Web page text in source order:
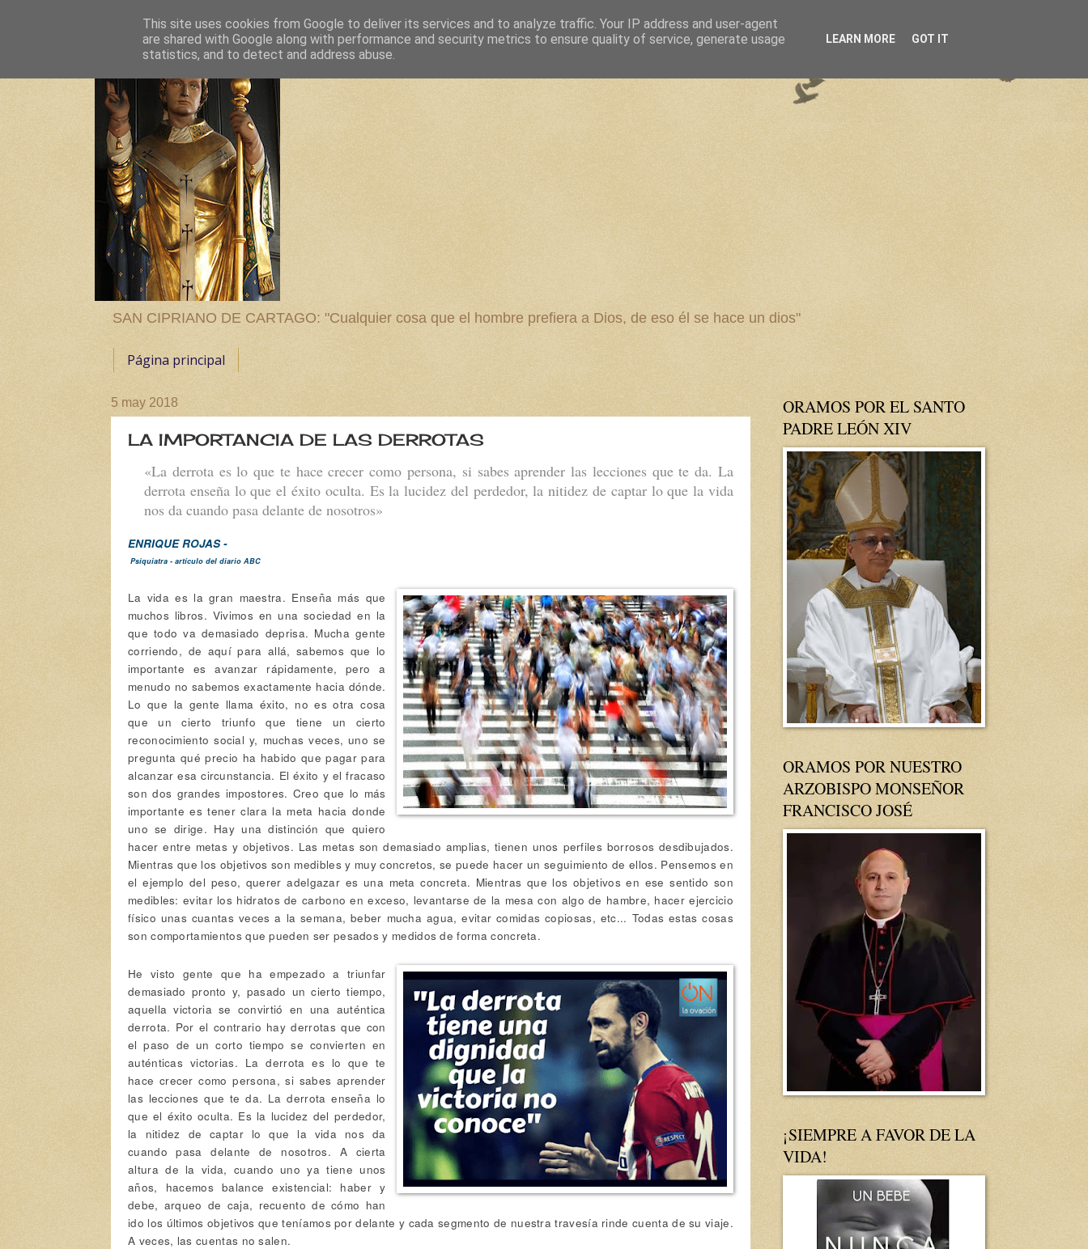
SAN CIPRIANO DE CARTAGO: "Cualquier cosa que el hombre prefiera a Dios, de eso él se hace un dios"
Página principal
5 may 2018
LA IMPORTANCIA DE LAS DERROTAS
«La derrota es lo que te hace crecer como persona, si sabes aprender las lecciones que te da. La
derrota enseña lo que el éxito oculta. Es la lucidez del perdedor, la nitidez de captar lo que la vida
nos da cuando pasa delante de nosotros»
ENRIQUE ROJAS -
Psiquiatra - artículo del diario ABC
La vida es la gran maestra. Enseña más que
muchos libros. Vivimos en una sociedad en la
que todo va demasiado deprisa. Mucha gente
corriendo, de aquí para allá, sabemos que lo
importante es avanzar rápidamente, pero a
menudo no sabemos exactamente hacia dónde.
Lo que la gente llama éxito, no es otra cosa
que un cierto triunfo que tiene un cierto
reconocimiento social y, muchas veces, uno se
pregunta qué precio ha habido que pagar para
alcanzar esa circunstancia. El éxito y el fracaso
son dos grandes impostores. Creo que lo más
importante es tener clara la meta hacia donde
uno se dirige. Hay una distinción que quiero
hacer entre metas y objetivos. Las metas son demasiado amplias, tienen unos perfiles borrosos desdibujados.
Mientras que los objetivos son medibles y muy concretos, se puede hacer un seguimiento de ellos. Pensemos en
el ejemplo del peso, querer adelgazar es una meta concreta. Mientras que los objetivos en ese sentido son
medibles: evitar los hidratos de carbono en exceso, levantarse de la mesa con algo de hambre, hacer ejercicio
físico unas cuantas veces a la semana, beber mucha agua, evitar comidas copiosas, etc... Todas estas cosas
son comportamientos que pueden ser pesados y medidos de forma concreta.
He visto gente que ha empezado a triunfar
demasiado pronto y, pasado un cierto tiempo,
aquella victoria se convirtió en una auténtica
derrota. Por el contrario hay derrotas que con
el paso de un corto tiempo se convierten en
auténticas victorias. La derrota es lo que te
hace crecer como persona, si sabes aprender
las lecciones que te da. La derrota enseña lo
que el éxito oculta. Es la lucidez del perdedor,
la nitidez de captar lo que la vida nos da
cuando pasa delante de nosotros. A cierta
altura de la vida, cuando uno ya tiene unos
años, hacemos balance existencial: haber y
debe, arqueo de caja, recuento de cómo han
ido los últimos objetivos que teníamos por delante y cada segmento de nuestra travesía rinde cuenta de su viaje.
A veces, las cuentas no salen.
ORAMOS POR EL SANTO
PADRE LEÓN XIV
ORAMOS POR NUESTRO
ARZOBISPO MONSEÑOR
FRANCISCO JOSÉ
¡SIEMPRE A FAVOR DE LA
VIDA!
This site uses cookies from Google to deliver its services and to analyze traffic. Your IP address and user-agent
are shared with Google along with performance and security metrics to ensure quality of service, generate usage
statistics, and to detect and address abuse.
LEARN MORE GOT IT